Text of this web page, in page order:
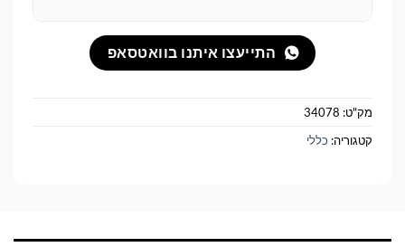
התייעצו איתנו בוואטסאפ
מק"ט: 34078
קטגוריה: כללי